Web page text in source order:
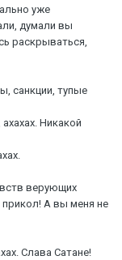
уже
думали вы
раскрываться,
санкции, тупые
Никакой
верующих
прикол! А вы меня не
Слава Сатане!